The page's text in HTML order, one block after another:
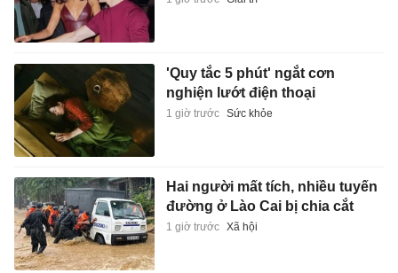
'Quy tắc 5 phút' ngắt cơn
nghiện lướt điện thoại
1 giờ trước Sức khỏe
Hai người mất tích, nhiều tuyến
đường ở Lào Cai bị chia cắt
1 giờ trước Xã hội